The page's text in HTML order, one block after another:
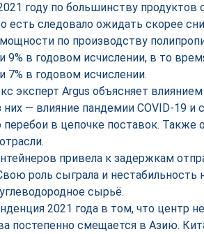
году по большинству
есть следовало ожидать скорее
по производству
9% в годовом исчислении, в то
7% в годовом исчислении.
эксперт Argus объясняет
— влияние пандемии COVID-19 и
перебои в цепочке поставок. Также
привела к задержкам
роль сыграла и нестабильность
сырьё.
2021 года в том, что центр
постепенно смещается в Азию.